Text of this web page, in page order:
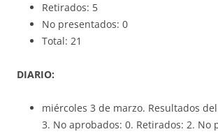
Retirados: 5
No presentados: 0
Total: 21
DIARIO:
miércoles 3 de marzo. Resultados
3. No aprobados: 0. Retirados: 2. No